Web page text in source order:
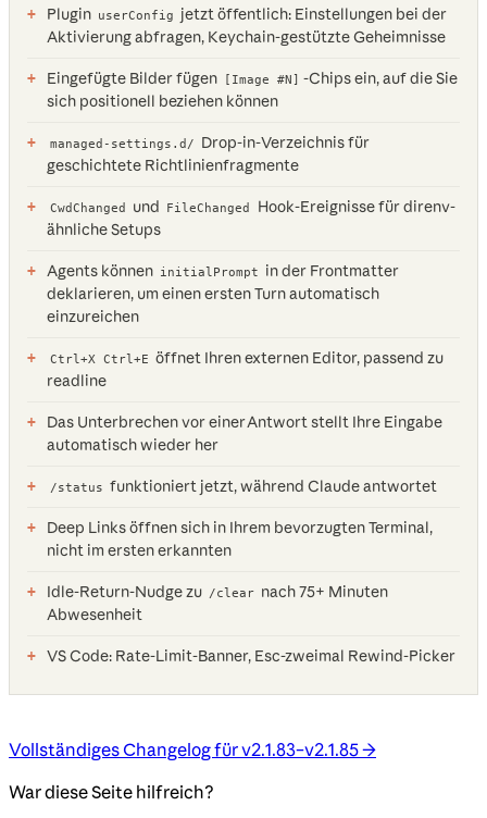
Plugin userConfig
jetzt öffentlich: Einstellungen bei der
Aktivierung abfragen, Keychain-gestützte Geheimnisse
Eingefügte Bilder fügen [Image #N] -Chips ein, auf die Sie
sich positionell beziehen können
managed-settings.d/
Drop-in-Verzeichnis für
geschichtete Richtlinienfragmente
CwdChanged und FileChanged
Hook-Ereignisse für direnv-
ähnliche Setups
Agents können initialPrompt
in der Frontmatter
deklarieren, um einen ersten Turn automatisch
einzureichen
Ctrl+X Ctrl+E öffnet Ihren externen Editor, passend zu
readline
Das Unterbrechen vor einer Antwort stellt Ihre Eingabe
automatisch wieder her
/status funktioniert jetzt, während Claude antwortet
Deep Links öffnen sich in Ihrem bevorzugten Terminal,
nicht im ersten erkannten
Idle-Return-Nudge zu /clear nach 75+ Minuten
Abwesenheit
VS Code: Rate-Limit-Banner, Esc-zweimal Rewind-Picker
Vollständiges Changelog für v2.1.83–v2.1.85 →
War diese Seite hilfreich?